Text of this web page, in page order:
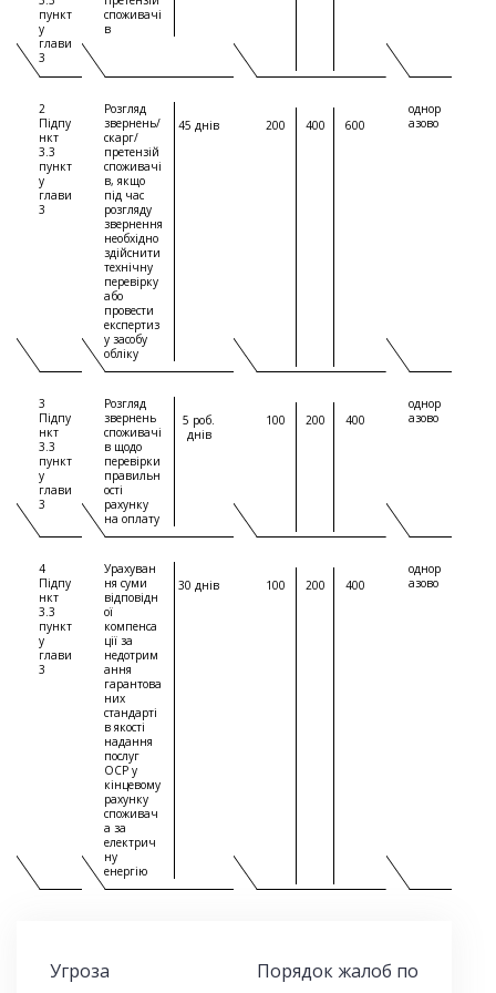
пункт
у
глави
3
споживачі
в
2
Підпу
нкт
3.3
пункт
у
глави
3
Розгляд
звернень/
скарг/
претензій
споживачі
в, якщо
під час
розгляду
звернення
необхідно
здійснити
технічну
перевірку
або
провести
експертиз
у засобу
обліку
45 днів 200 400 600
однор
азово
3
Підпу
нкт
3.3
пункт
у
глави
3
Розгляд
звернень
споживачі
в щодо
перевірки
правильн
ості
рахунку
на оплату
5 роб.
днів
100 200 400
однор
азово
4
Підпу
нкт
3.3
пункт
у
глави
3
Урахуван
ня суми
відповідн
ої
компенса
ції за
недотрим
ання
гарантова
них
стандарті
в якості
надання
послуг
ОСР у
кінцевому
рахунку
споживач
а за
електрич
ну
енергію
30 днів 100 200 400
однор
азово
Угроза
Порядок жалоб по